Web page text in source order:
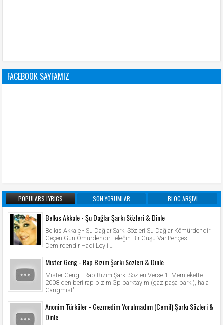
FACEBOOK SAYFAMIZ
POPULARS LYRICS SON YORUMLAR BLOG ARŞIVI
Belkıs Akkale - Şu Dağlar Şarkı Sözleri & Dinle
Belkıs Akkale - Şu Dağlar Şarkı Sözleri Şu Dağlar Kömürdendir
Geçen Gün Ömürdendir Feleğin Bir Guşu Var Pençesi
Demirdendir Hadi Leyli ...
Mister Geng - Rap Bizim Şarkı Sözleri & Dinle
Mister Geng - Rap Bizim Şarkı Sözleri Verse 1: Memlekette
2008'den beri rap bizim Gp parktayım (gazipaşa parkı), hala
Gangmist'...
Anonim Türküler - Gezmedim Yorulmadım (Cemil) Şarkı Sözleri &
Dinle